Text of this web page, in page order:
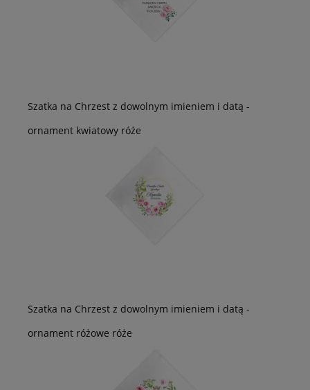
Szatka na Chrzest z dowolnym imieniem i datą -
ornament kwiatowy róże
Szatka na Chrzest z dowolnym imieniem i datą -
ornament różowe róże